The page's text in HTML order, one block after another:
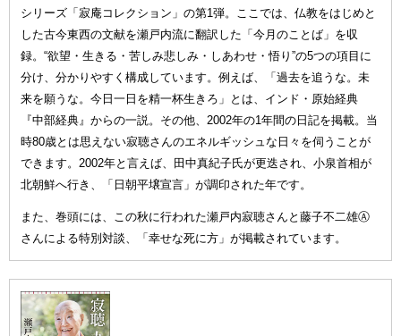
シリーズ「寂庵コレクション」の第1弾。ここでは、仏教をはじめと
した古今東西の文献を瀬戸内流に翻訳した「今月のことば」を収
録。“欲望・生きる・苦しみ悲しみ・しあわせ・悟り”の5つの項目に
分け、分かりやすく構成しています。例えば、「過去を追うな。未
来を願うな。今日一日を精一杯生きろ」とは、インド・原始経典
『中部経典』からの一説。その他、2002年の1年間の日記を掲載。当
時80歳とは思えない寂聴さんのエネルギッシュな日々を伺うことが
できます。2002年と言えば、田中真紀子氏が更迭され、小泉首相が
北朝鮮へ行き、「日朝平壌宣言」が調印された年です。
また、巻頭には、この秋に行われた瀬戸内寂聴さんと藤子不二雄Ⓐ
さんによる特別対談、「幸せな死に方」が掲載されています。